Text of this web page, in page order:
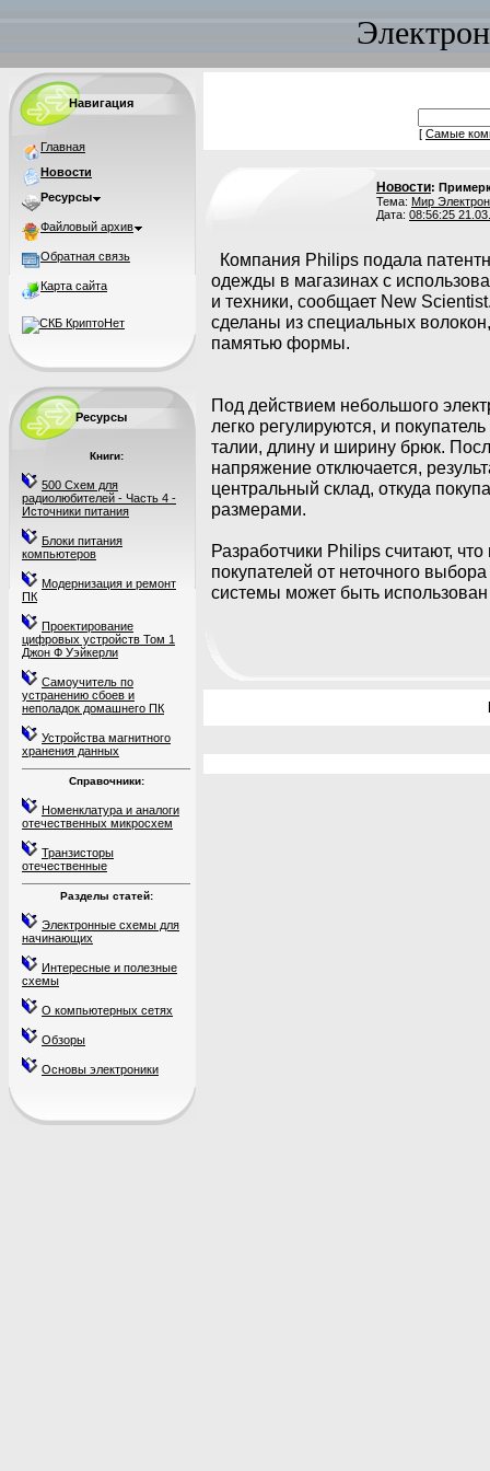
Навигация
Главная
Новости
Ресурсы
Файловый архив
Обратная связь
Карта сайта
Ресурсы
Книги:
500 Схем для
радиолюбителей - Часть 4 -
Источники питания
Блоки питания
компьютеров
Модернизация и ремонт
ПК
Проектирование
цифровых устройств Том 1
Джон Ф Уэйкерли
Самоучитель по
устранению сбоев и
неполадок домашнего ПК
Устройства магнитного
хранения данных
Справочники:
Номенклатура и аналоги
отечественных микросхем
Транзисторы
отечественные
Разделы статей:
Электронные схемы для
начинающих
Интересные и полезные
схемы
О компьютерных сетях
Обзоры
Основы электроники
[ Самые
Новости:
Тема: Мир
Дата: 08:56:25
Компания Philips подала
одежды в магазинах с
и техники, сообщает New
сделаны из специальных
памятью формы.
Под действием небольшого
легко регулируются, и
талии, длину и ширину брюк.
напряжение отключается,
центральный склад, откуда
размерами.
Разработчики Philips считают,
покупателей от неточного
системы может быть